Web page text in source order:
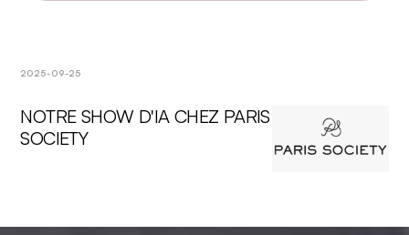
2025-09-25
NOTRE SHOW D'IA CHEZ PARIS
SOCIETY